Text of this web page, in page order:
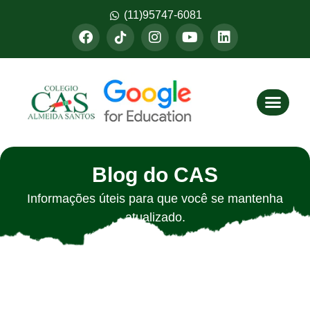
(11)95747-6081
Blog do CAS
Informações úteis para que você se mantenha
atualizado.